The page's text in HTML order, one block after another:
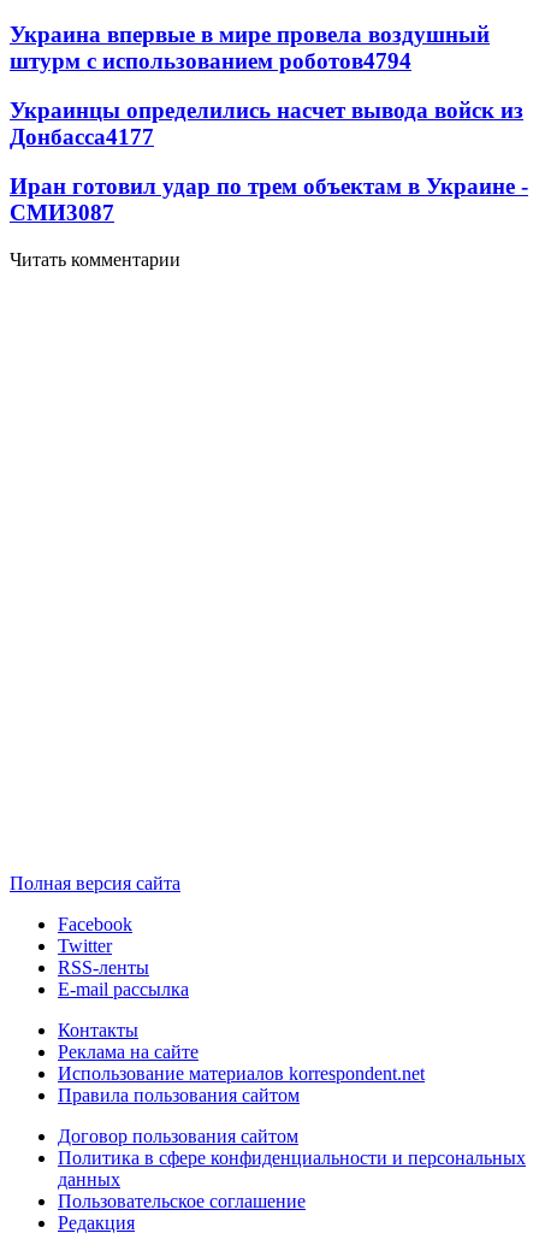
Украина впервые в мире провела воздушный
штурм с использованием роботов4794
Украинцы определились насчет вывода войск из
Донбасса4177
Иран готовил удар по трем объектам в Украине -
СМИ3087
Читать комментарии
Полная версия сайта
Facebook
Twitter
RSS-ленты
E-mail рассылка
Контакты
Реклама на сайте
Использование материалов korrespondent.net
Правила пользования сайтом
Договор пользования сайтом
Политика в сфере конфиденциальности и персональных
данных
Пользовательское соглашение
Редакция